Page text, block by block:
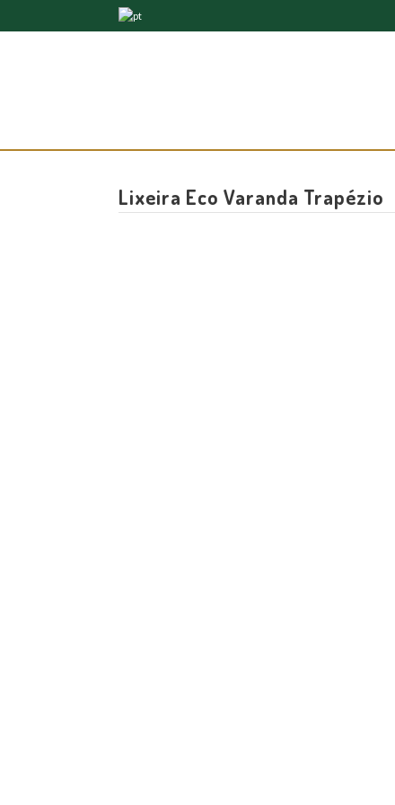
Lixeira Eco Varanda Trapézio